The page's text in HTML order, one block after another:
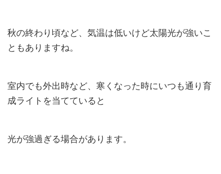
秋の終わり頃など、気温は低いけど太陽光が強いこ
ともありますね。
室内でも外出時など、寒くなった時にいつも通り育
成ライトを当てていると
光が強過ぎる場合があります。